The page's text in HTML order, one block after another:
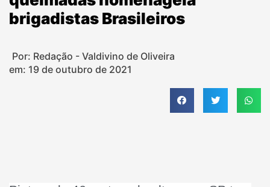
brigadistas Brasileiros
Por: Redação - Valdivino de Oliveira
em: 19 de outubro de 2021